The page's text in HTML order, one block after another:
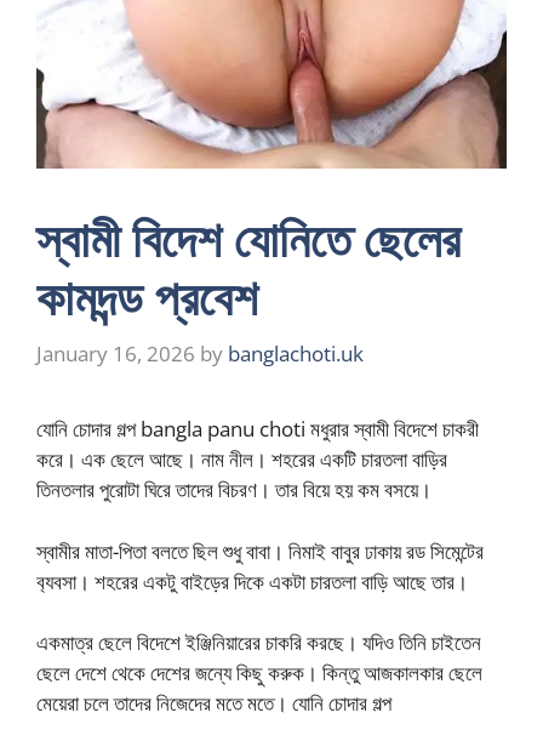
স্বামী বিদেশ যোনিতে ছেলের
কামদন্ড প্রবেশ
January 16, 2026 by banglachoti.uk
যোনি চোদার গল্প bangla panu choti মধুরার স্বামী বিদেশে চাকরী
করে। এক ছেলে আছে। নাম নীল। শহরের একটি চারতলা বাড়ির
তিনতলার পুরোটা ঘিরে তাদের বিচরণ। তার বিয়ে হয় কম বসয়ে।
স্বামীর মাতা-পিতা বলতে ছিল শুধু বাবা। নিমাই বাবুর ঢাকায় রড সিমেন্টের
ব‍্যবসা। শহরের একটু বাইড়ের দিকে একটা চারতলা বাড়ি আছে তার।
একমাত্র ছেলে বিদেশে ইঞ্জিনিয়ারের চাকরি করছে। যদিও তিনি চাইতেন
ছেলে দেশে থেকে দেশের জন্যে কিছু করুক। কিন্তু আজকালকার ছেলে
মেয়েরা চলে তাদের নিজেদের মতে মতে। যোনি চোদার গল্প